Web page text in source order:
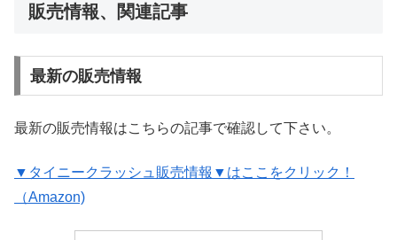
販売情報、関連記事
最新の販売情報
最新の販売情報はこちらの記事で確認して下さい。
▼タイニークラッシュ販売情報▼はここをクリック！
（Amazon)